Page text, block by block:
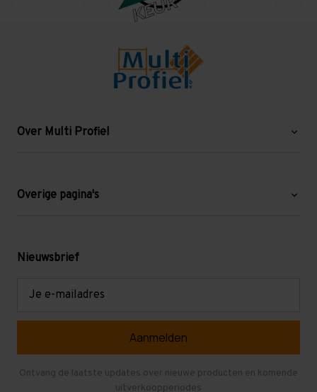
Over Multi Profiel
Blog
Levering en afhalen
Overige pagina's
Mezzanine
Gebruikte entresolvloeren
Nieuwsbrief
Ontvang de laatste updates over nieuwe producten en komende
uitverkoopperiodes